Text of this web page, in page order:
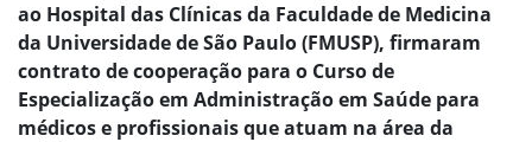
ao Hospital das Clínicas da Faculdade de Medicina
da Universidade de São Paulo (FMUSP), firmaram
contrato de cooperação para o Curso de
Especialização em Administração em Saúde para
médicos e profissionais que atuam na área da